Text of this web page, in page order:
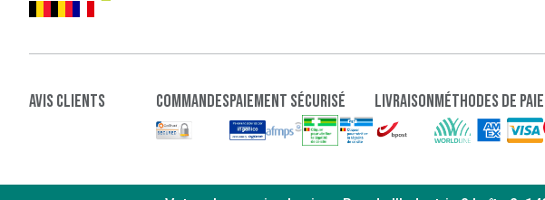
Avis clients Commandespaiement sécurisé LivraisonMéthodes de